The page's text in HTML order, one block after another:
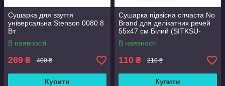
Сушарка для взуття
універсальна Stenson 0080 8
Вт
В наявності
269 ₴ 400 ₴
Купити
Сушарка підвісна сітчаста No
Brand для делікатних речей
55х47 см Білий (SITKSU-
0019)
В наявності
110 ₴ 210 ₴
Купити